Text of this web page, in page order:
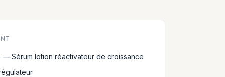
— Sérum lotion réactivateur de croissance